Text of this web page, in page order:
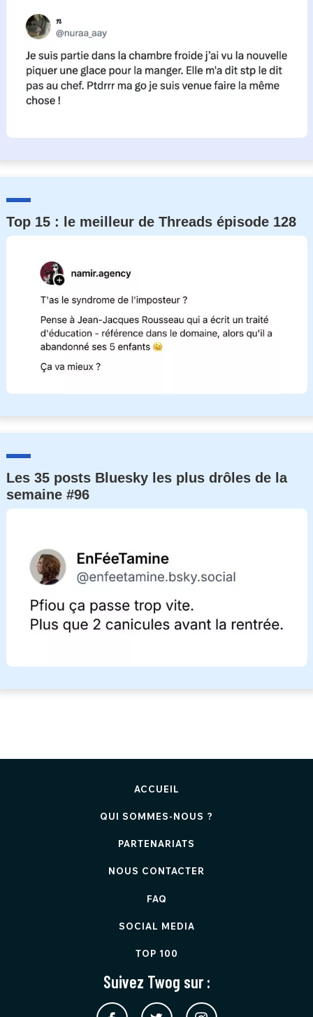
Top 15 : le meilleur de Threads épisode 128
Les 35 posts Bluesky les plus drôles de la
semaine #96
ACCUEIL
QUI SOMMES-NOUS ?
PARTENARIATS
NOUS CONTACTER
FAQ
SOCIAL MEDIA
TOP 100
Suivez Twog sur :